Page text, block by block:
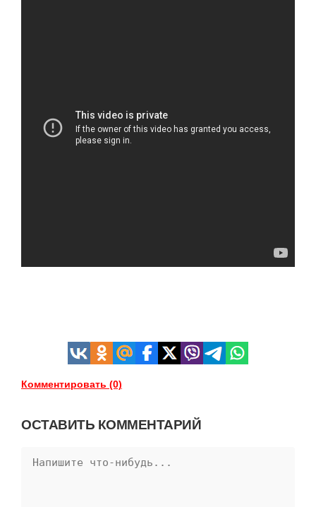
Комментировать (0)
ОСТАВИТЬ КОММЕНТАРИЙ